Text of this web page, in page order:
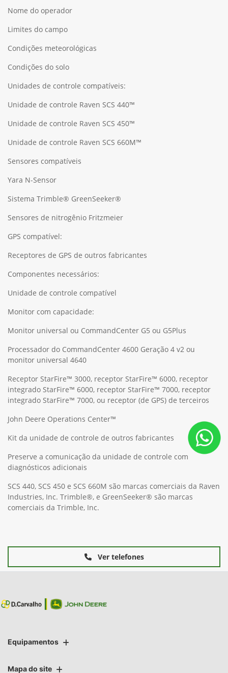
Nome do operador
Limites do campo
Condições meteorológicas
Condições do solo
Unidades de controle compatíveis:
Unidade de controle Raven SCS 440™
Unidade de controle Raven SCS 450™
Unidade de controle Raven SCS 660M™
Sensores compatíveis
Yara N-Sensor
Sistema Trimble® GreenSeeker®
Sensores de nitrogênio Fritzmeier
GPS compatível:
Receptores de GPS de outros fabricantes
Componentes necessários:
Unidade de controle compatível
Monitor com capacidade:
Monitor universal ou CommandCenter G5 ou G5Plus
Processador do CommandCenter 4600 Geração 4 v2 ou
monitor universal 4640
Receptor StarFire™ 3000, receptor StarFire™ 6000, receptor
integrado StarFire™ 6000, receptor StarFire™ 7000, receptor
integrado StarFire™ 7000, ou receptor (de GPS) de terceiros
John Deere Operations Center™
Kit da unidade de controle de outros fabricantes
Preserve a comunicação da unidade de controle com
diagnósticos adicionais
SCS 440, SCS 450 e SCS 660M são marcas comerciais da Raven
Industries, Inc. Trimble®, e GreenSeeker® são marcas
comerciais da Trimble, Inc.
Ver telefones
Equipamentos
Mapa do site